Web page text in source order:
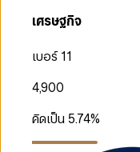
เศรษฐกิจ
เบอร์ 11
4,900
คิดเป็น 5.74%